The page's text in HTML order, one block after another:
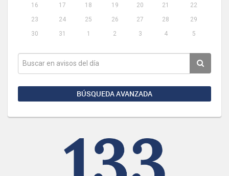
16
17 18 19 20 21
22
23
24 25 26 27 28
29
30
31 1 2 3 4 5
BÚSQUEDA AVANZADA